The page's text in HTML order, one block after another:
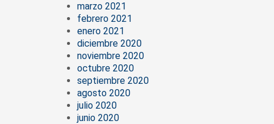
marzo 2021
febrero 2021
enero 2021
diciembre 2020
noviembre 2020
octubre 2020
septiembre 2020
agosto 2020
julio 2020
junio 2020